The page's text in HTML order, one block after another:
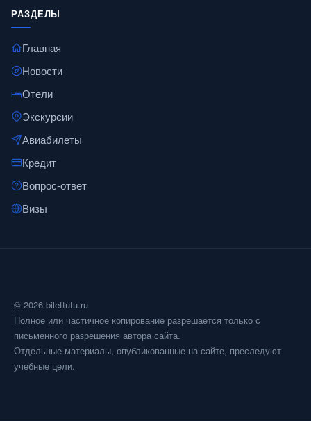
РАЗДЕЛЫ
Главная
Новости
Отели
Экскурсии
Авиабилеты
Кредит
Вопрос-ответ
Визы
© 2026 bilettutu.ru
Полное или частичное копирование разрешается только с
письменного разрешения автора сайта.
Отдельные материалы, опубликованные на сайте, преследуют
учебные цели.